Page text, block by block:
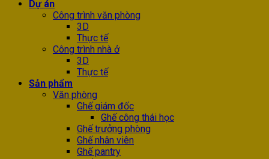
Dự án
Công trình văn phòng
3D
Thực tế
Công trình nhà ở
3D
Thực tế
Sản phẩm
Văn phòng
Ghế giám đốc
Ghế công thái học
Ghế trưởng phòng
Ghế nhân viên
Ghế pantry